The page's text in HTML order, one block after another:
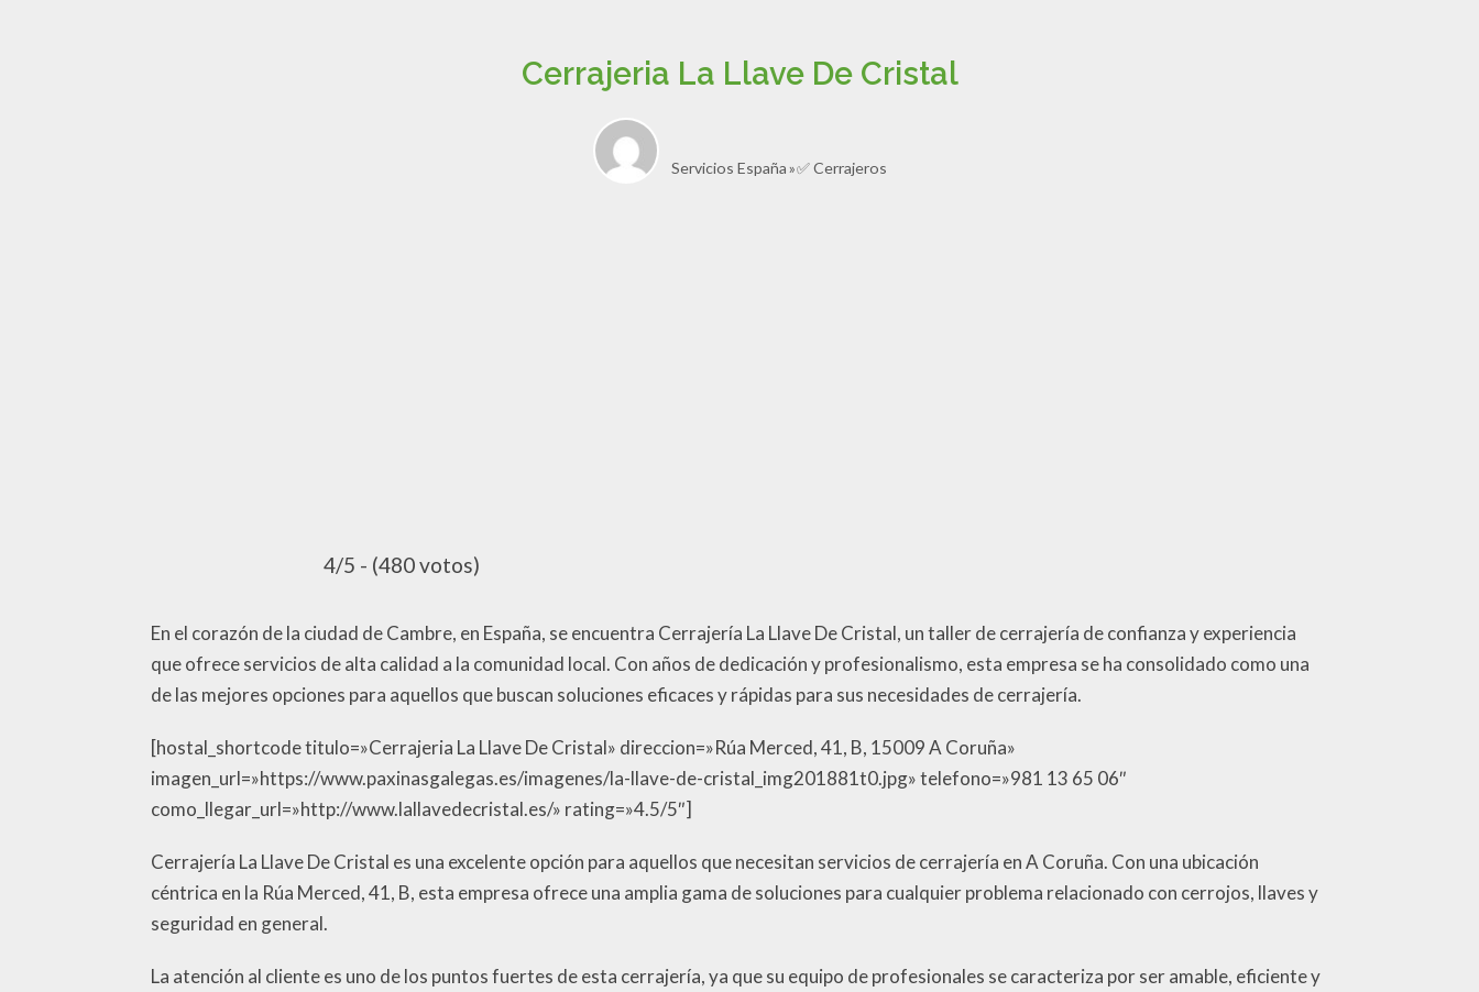
Cerrajeria La Llave De Cristal
Servicios España ✅ Cerrajeros
4/5 - (480 votos)
En el corazón de la ciudad de Cambre, en España, se encuentra Cerrajería La Llave De Cristal, un taller de cerrajería de confianza y experiencia
que ofrece servicios de alta calidad a la comunidad local. Con años de dedicación y profesionalismo, esta empresa se ha consolidado como una
de las mejores opciones para aquellos que buscan soluciones eficaces y rápidas para sus necesidades de cerrajería.
[hostal_shortcode titulo=»Cerrajeria La Llave De Cristal» direccion=»Rúa Merced, 41, B, 15009 A Coruña»
imagen_url=»https://www.paxinasgalegas.es/imagenes/la-llave-de-cristal_img201881t0.jpg» telefono=»981 13 65 06″
como_llegar_url=»http://www.lallavedecristal.es/» rating=»4.5/5″]
Cerrajería La Llave De Cristal es una excelente opción para aquellos que necesitan servicios de cerrajería en A Coruña. Con una ubicación
céntrica en la Rúa Merced, 41, B, esta empresa ofrece una amplia gama de soluciones para cualquier problema relacionado con cerrojos, llaves y
seguridad en general.
La atención al cliente es uno de los puntos fuertes de esta cerrajería, ya que su equipo de profesionales se caracteriza por ser amable, eficiente y